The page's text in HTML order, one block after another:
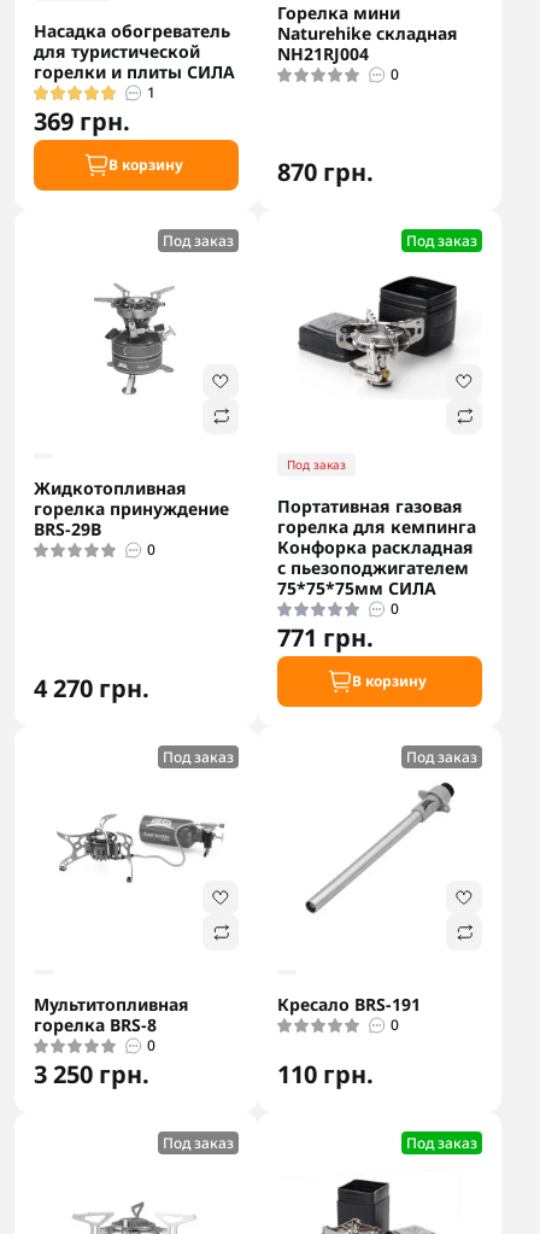
Насадка обогреватель
для туристической
горелки и плиты СИЛА
1
369 грн.
В корзину
Горелка мини
Naturehike складная
NH21RJ004
0
870 грн.
Под заказ
Жидкотопливная
горелка принуждение
BRS-29B
0
4 270 грн.
Под заказ
Под заказ
Портативная газовая
горелка для кемпинга
Конфорка раскладная
с пьезоподжигателем
75*75*75мм СИЛА
0
771 грн.
В корзину
Под заказ
Мультитопливная
горелка BRS-8
0
3 250 грн.
Под заказ
Кресало BRS-191
0
110 грн.
Под заказ Под заказ